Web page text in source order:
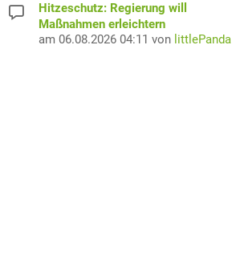
Hitzeschutz: Regierung will
Maßnahmen erleichtern
am 06.08.2026 04:11 von littlePanda